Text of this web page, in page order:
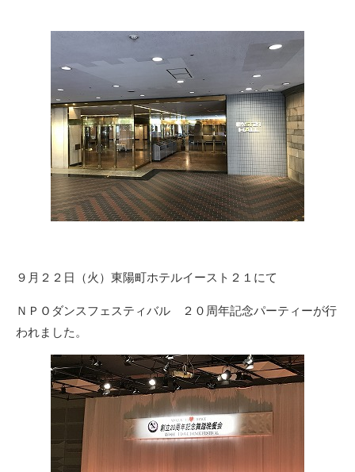
９月２２日（火）東陽町ホテルイースト２１にて
ＮＰＯダンスフェスティバル ２０周年記念パーティーが行
われました。